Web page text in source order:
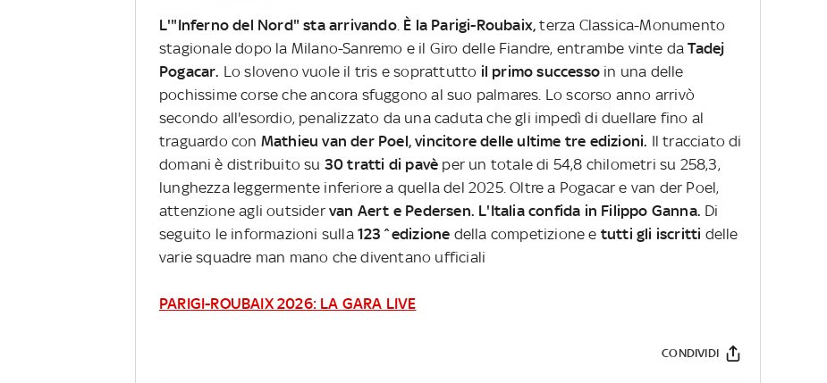
L'"Inferno del Nord" sta arrivando. È la Parigi-Roubaix, terza Classica-Monumento
stagionale dopo la Milano-Sanremo e il Giro delle Fiandre, entrambe vinte daTadej
Pogacar. Lo sloveno vuole il tris e soprattutto il primo successo in una delle
pochissime corse che ancora sfuggono al suo palmares. Lo scorso anno arrivò
secondo all'esordio, penalizzato da una caduta che gli impedì di duellare fino al
traguardo con Mathieu van der Poel, vincitore delle ultime tre edizioni. Il tracciato di
domani è distribuito su 30 tratti di pavè per un totale di 54,8 chilometri su 258,3,
lunghezza leggermente inferiore a quella del 2025. Oltre a Pogacar e van der Poel,
attenzione agli outsidervan Aert e Pedersen. L'Italia confida in Filippo Ganna. Di
seguito le informazioni sulla 123^edizione della competizione e tutti gli iscritti delle
varie squadre man mano che diventano ufficiali
PARIGI-ROUBAIX 2026: LA GARA LIVE
CONDIVIDI